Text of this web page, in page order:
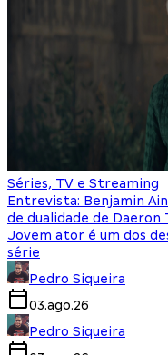
Séries, TV e Streaming
Entrevista: Benjamin
de dualidade de Daeron
Jovem ator é um dos
série
Pedro Siqueira
03.ago.26
Pedro Siqueira